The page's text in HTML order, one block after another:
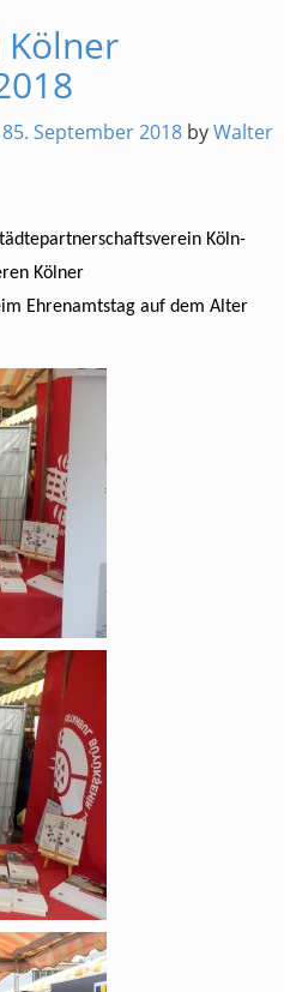
von
der
5. September 2018 byWalter
Köln-
Kölner
Ehrenamtstag auf dem Alter